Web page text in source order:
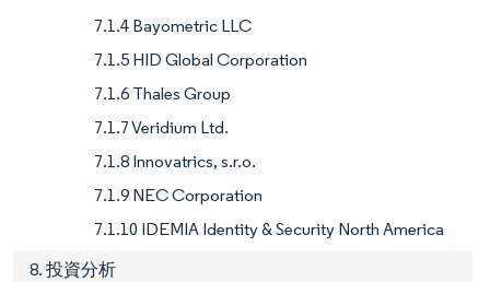
7.1.4 Bayometric LLC
7.1.5 HID Global Corporation
7.1.6 Thales Group
7.1.7 Veridium Ltd.
7.1.8 Innovatrics, s.r.o.
7.1.9 NEC Corporation
7.1.10 IDEMIA Identity & Security North America
8. 投資分析